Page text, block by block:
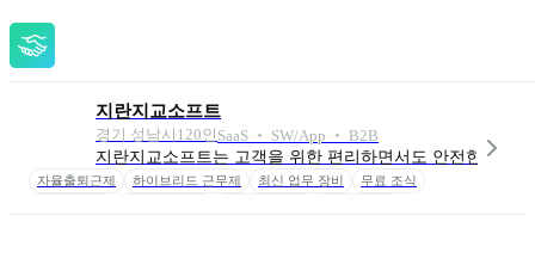
지란지교소프트
경기 성남시 120인 SaaS ‧ SW/App ‧ B2B
지란지교소프트는 고객을 위한 편리하면서도 안전한 업무
자율출퇴근제 하이브리드 근무제 최신 업무 장비
무료 조식